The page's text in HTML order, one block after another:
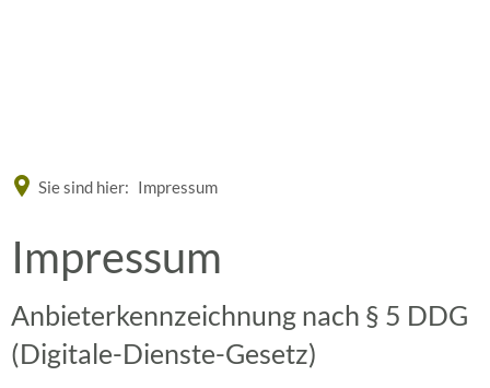
Sie sind hier: Impressum
Impressum
Impressum
Anbieterkennzeichnung nach § 5 DDG
(Digitale-Dienste-Gesetz)